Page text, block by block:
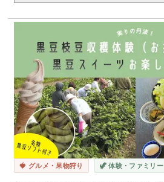
🍓 グルメ・果物狩り 🦖 体験・ファミリー